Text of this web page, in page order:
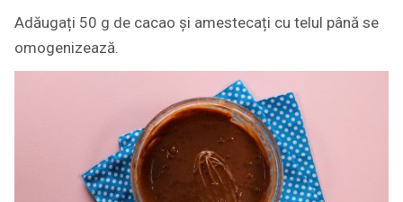
Adăugați 50 g de cacao și amestecați cu telul până se
omogenizează.